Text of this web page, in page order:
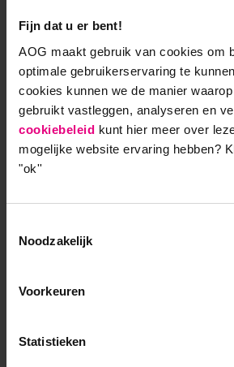
Fijn dat u er bent!
AOG maakt gebruik van cookies om
optimale gebruikerservaring te
cookies kunnen we de manier
gebruikt vastleggen, analyseren en
cookiebeleid kunt hier meer over
mogelijke website ervaring hebben?
"ok''
Noodzakelijk
Voorkeuren
Statistieken
Stap de wondere
filosofie binnen
Filosofie is een wereld die weinig
maar die, als je er eenmaal bent
gigantische wereld aan bijzondere
wereldbeeld verbreden, maar je
jouw organisatie als de wereld om je
jezelf kunt aanleren en die je